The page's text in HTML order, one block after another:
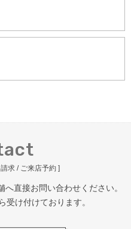
求 / ご来店予約 ]
直接お問い合わせください。
受け付けております。